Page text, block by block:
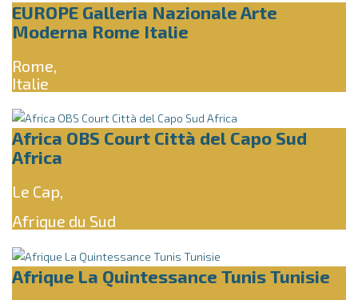
EUROPE Galleria Nazionale Arte
Moderna Rome Italie
Rome,
Italie
Africa OBS Court Città del Capo Sud
Africa
Le Cap,
Afrique du Sud
Afrique La Quintessance Tunis Tunisie